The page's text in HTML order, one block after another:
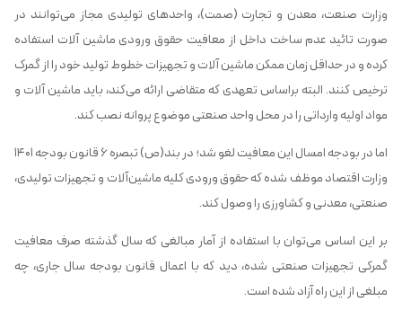
وزارت صنعت، معدن و تجارت (صمت)، واحدهای تولیدی مجاز می‌توانند در
صورت تائید عدم ساخت داخل از معافیت حقوق ورودی ماشین آلات استفاده
کرده و در حداقل زمان ممکن ماشین آلات و تجهیزات خطوط تولید خود را از گمرک
ترخیص کنند. البته براساس تعهدی که متقاضی ارائه می‌کند، باید ماشین آلات و
مواد اولیه وارداتی را در محل واحد صنعتی موضوع پروانه نصب کند.
اما در بودجه امسال این معافیت لغو شد؛ در بند(ص) تبصره ۶ قانون بودجه ۱۴۰۱
وزارت اقتصاد موظف شده که حقوق ورودی کلیه ماشین‌آلات و تجهیزات تولیدی،
صنعتی، معدنی و کشاورزی را وصول کند.
بر این اساس می‌توان با استفاده از آمار مبالغی که سال گذشته صرف معافیت
گمرکی تجهیزات صنعتی شده، دید که با اعمال قانون بودجه سال جاری، چه
مبلغی از این راه آزاد شده است.